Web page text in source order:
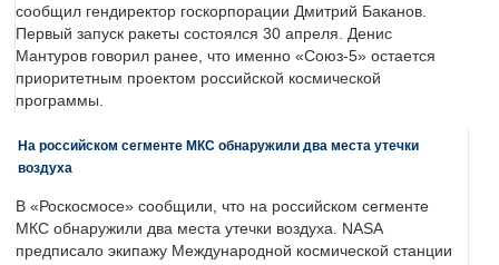
сообщил гендиректор госкорпорации Дмитрий Баканов.
Первый запуск ракеты состоялся 30 апреля. Денис
Мантуров говорил ранее, что именно «Союз-5» остается
приоритетным проектом российской космической
программы.
На российском сегменте МКС обнаружили два места утечки
воздуха
В «Роскосмосе» сообщили, что на российском сегменте
МКС обнаружили два места утечки воздуха. NASA
предписало экипажу Международной космической станции